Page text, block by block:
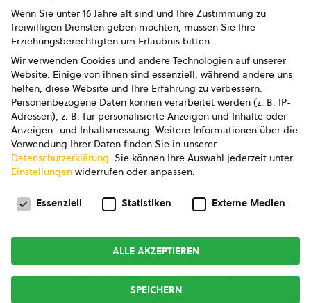
Impressum
Datenschutz
AGB
AGB Marketing GmbH
AGB Bildung
Newsletter
Copyright © 2026bio austria
Wenn Sie unter 16 Jahre alt sind und Ihre Zustimmung zu
freiwilligen Diensten geben möchten, müssen Sie Ihre
Erziehungsberechtigten um Erlaubnis bitten.
Wir verwenden Cookies und andere Technologien auf unserer
Website. Einige von ihnen sind essenziell, während andere uns
helfen, diese Website und Ihre Erfahrung zu verbessern.
Personenbezogene Daten können verarbeitet werden (z. B. IP-
Adressen), z. B. für personalisierte Anzeigen und Inhalte oder
Anzeigen- und Inhaltsmessung. Weitere Informationen über die
Verwendung Ihrer Daten finden Sie in unserer
Datenschutzerklärung. Sie können Ihre Auswahl jederzeit unter
Einstellungen widerrufen oder anpassen.
Datenschutzeinstellungen
Essenziell Statistiken Externe Medien
ALLE AKZEPTIEREN
SPEICHERN